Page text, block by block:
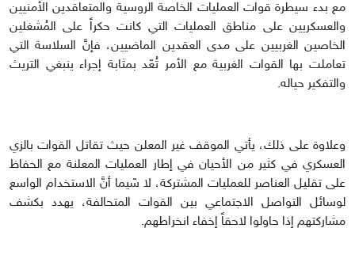
مع بدء سيطرة قوات العمليات الخاصة الروسية والمتعاقدين الأمنيين
والعسكريين على مناطق العمليات التي كانت حكراً على المُشغلين
الخاصين الغربيين على مدى العقدين الماضيين، فإنَّ السلاسة التي
تعاملت بها القوات الغربية مع الأمر تُعّد بمثابة إجراء ينبغي التريث
والتفكير حياله.
وعلاوة على ذلك، يأتي الموقف غير المعلن حيث تقاتل القوات بالزي
العسكري في كثير من الأحيان في إطار العمليات المعلنة مع الحفاظ
على تقليل العناصر للعمليات المشتركة، لا سّيما أنَّ الاستخدام الواسع
لوسائل التواصل الاجتماعي بين القوات المتحالفة، يهدد بكشف
مشاركتهم إذا حاولوا لاحقاً إخفاء انخراطهم.